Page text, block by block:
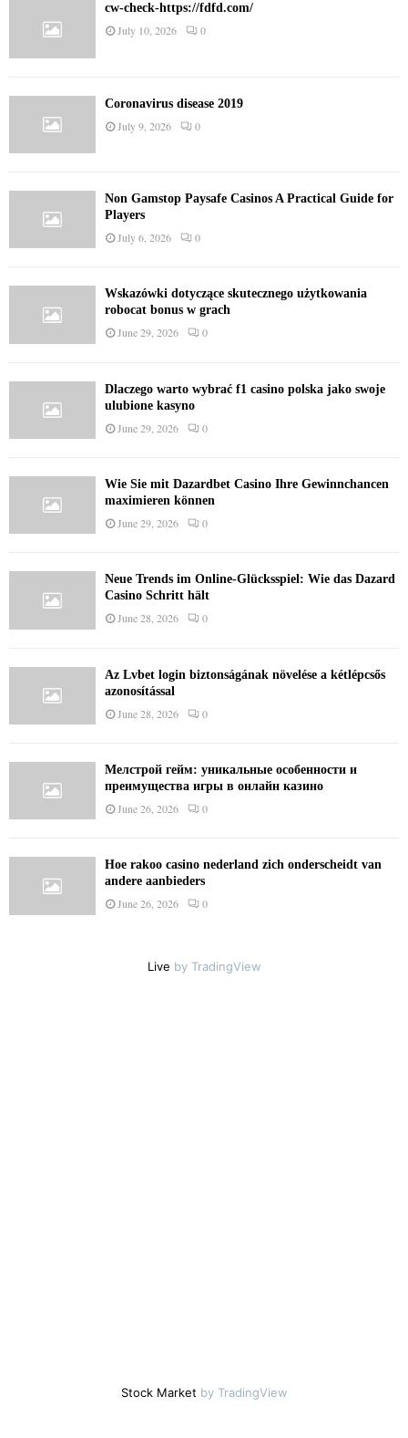
cw-check-https://fdfd.com/
July 10, 2026 0
Coronavirus disease 2019
July 9, 2026 0
Non Gamstop Paysafe Casinos A Practical Guide for
Players
July 6, 2026 0
Wskazówki dotyczące skutecznego użytkowania
robocat bonus w grach
June 29, 2026 0
Dlaczego warto wybrać f1 casino polska jako swoje
ulubione kasyno
June 29, 2026 0
Wie Sie mit Dazardbet Casino Ihre Gewinnchancen
maximieren können
June 29, 2026 0
Neue Trends im Online-Glücksspiel: Wie das Dazard
Casino Schritt hält
June 28, 2026 0
Az Lvbet login biztonságának növelése a kétlépcsős
azonosítással
June 28, 2026 0
Мелстрой гейм: уникальные особенности и
преимущества игры в онлайн казино
June 26, 2026 0
Hoe rakoo casino nederland zich onderscheidt van
andere aanbieders
June 26, 2026 0
Live by TradingView
Stock Market by TradingView